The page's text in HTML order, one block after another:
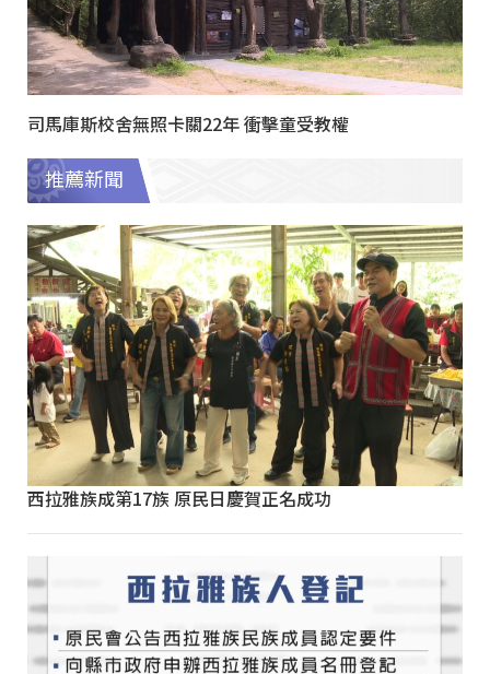
司馬庫斯校舍無照卡關22年 衝擊童受教權
推薦新聞
西拉雅族成第17族 原民日慶賀正名成功